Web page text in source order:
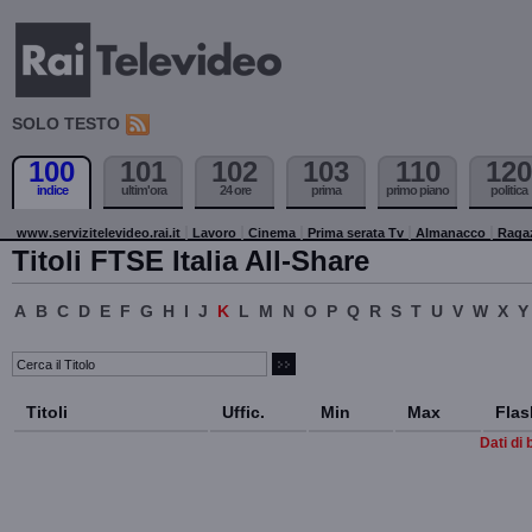
SOLO TESTO
100
indice
101
ultim'ora
102
24 ore
103
prima
110
primo piano
120
politica
www.servizitelevideo.rai.it Lavoro Cinema Prima serata Tv Almanacco
Titoli FTSE Italia All-Share
A B C D E F G H I J K L M N O P Q R S T U V W X Y
Titoli Uffic. Min Max
Dati di